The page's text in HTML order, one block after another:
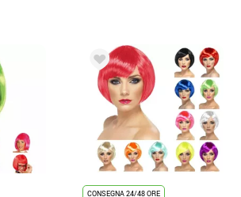
CONSEGNA 24/48 ORE